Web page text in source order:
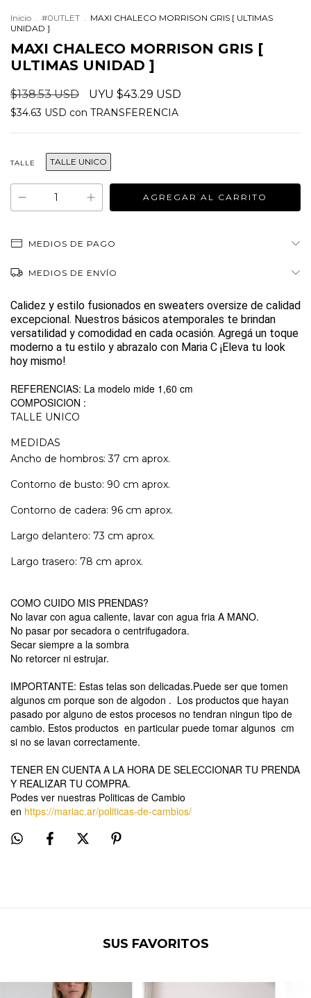
Inicio . #0UTLET . MAXI CHALECO MORRISON GRIS [ ULTIMAS
UNIDAD ]
MAXI CHALECO MORRISON GRIS [
ULTIMAS UNIDAD ]
$138.53 USD $43.29 USD
$34.63 USD con TRANSFERENCIA
TALLE TALLE UNICO
MEDIOS DE PAGO
MEDIOS DE ENVÍO
Calidez y estilo fusionados en sweaters oversize de calidad
excepcional. Nuestros básicos atemporales te brindan
versatilidad y comodidad en cada ocasión. Agregá un toque
moderno a tu estilo y abrazalo con Maria C ¡Eleva tu look
hoy mismo!
REFERENCIAS: La modelo mide 1,60 cm
COMPOSICION :
TALLE UNICO
MEDIDAS
Ancho de hombros: 37 cm aprox.
Contorno de busto: 90 cm aprox.
Contorno de cadera: 96 cm aprox.
Largo delantero: 73 cm aprox.
Largo trasero: 78 cm aprox.
COMO CUIDO MIS PRENDAS?
No lavar con agua caliente, lavar con agua fria A MANO.
No pasar por secadora o centrifugadora.
Secar siempre a la sombra
No retorcer ni estrujar.
IMPORTANTE: Estas telas son delicadas.Puede ser que tomen
algunos cm porque son de algodon . Los productos que hayan
pasado por alguno de estos procesos no tendran ningun tipo de
cambio. Estos productos en particular puede tomar algunos cm
si no se lavan correctamente.
TENER EN CUENTA A LA HORA DE SELECCIONAR TU PRENDA
Y REALIZAR TU COMPRA.
Podes ver nuestras Politicas de Cambio
en https://mariac.ar/politicas-de-cambios/
SUS FAVORITOS